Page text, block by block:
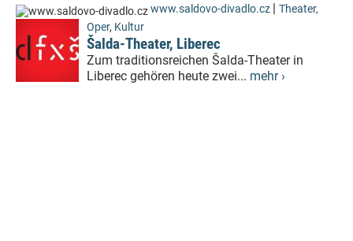
www.saldovo-divadlo.cz | Theater,
Oper, Kultur
Šalda-Theater, Liberec
Zum traditionsreichen Šalda-Theater in
Liberec gehören heute zwei... mehr ›